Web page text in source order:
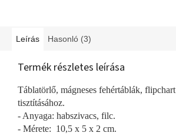
Leírás Hasonló (3)
Termék részletes leírása
Táblatörlő, mágneses fehértáblák,
tisztításához.
- Anyaga: habszivacs, filc.
- Mérete: 10,5 x 5 x 2 cm.